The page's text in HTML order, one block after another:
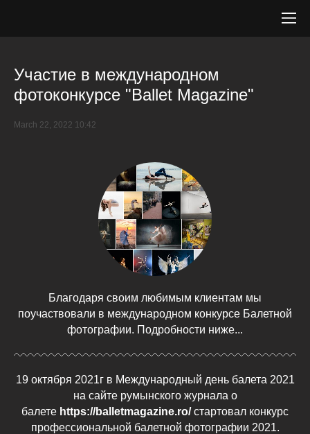
Участие в международном
фотоконкурсе "Ballet Magazine"
March 22, 2022 10:42
Благодаря своим любимым клиентам мы
поучаствовали в международном конкурсе Балетной
фотографии. Подробности ниже...
19 октября 2021г в Международный день балета 2021
на сайте румынского журнала о
балете https://balletmagazine.ro/стартовал конкурс
профессиональной балетной фотографии 2021.